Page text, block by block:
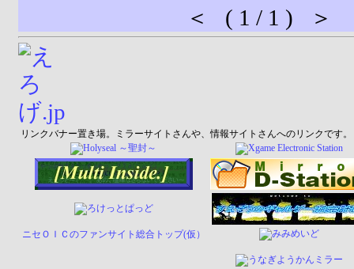
＜ ( 1 / 1 ) ＞
リンクバナー置き場。ミラーサイトさんや、情報サイトさんへのリンクです。
ニセＯＩＣのファンサイト総合トップ(仮）